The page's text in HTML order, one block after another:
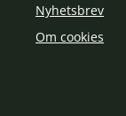
Nyhetsbrev
Om cookies